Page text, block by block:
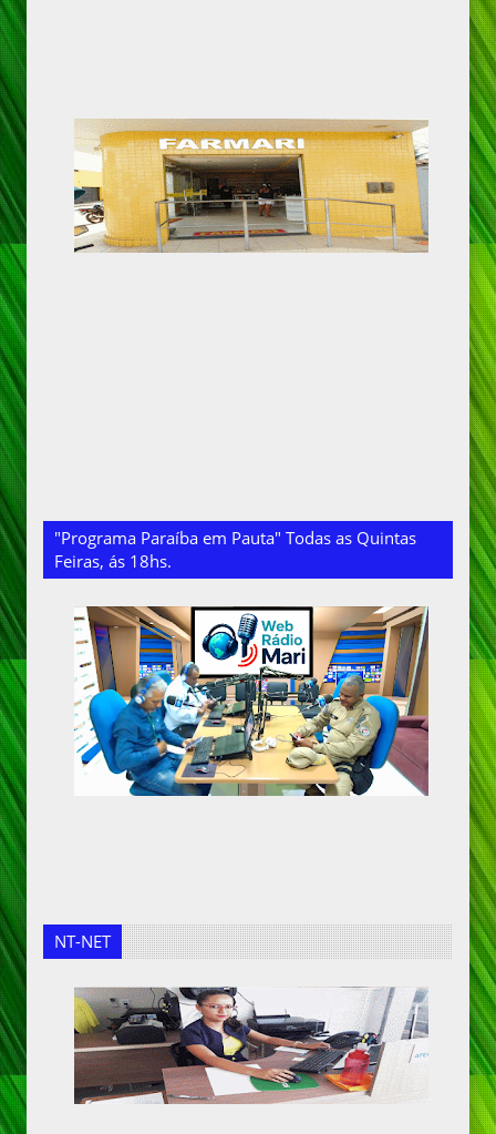
"Programa Paraíba em Pauta" Todas as Quintas
Feiras, ás 18hs.
NT-NET